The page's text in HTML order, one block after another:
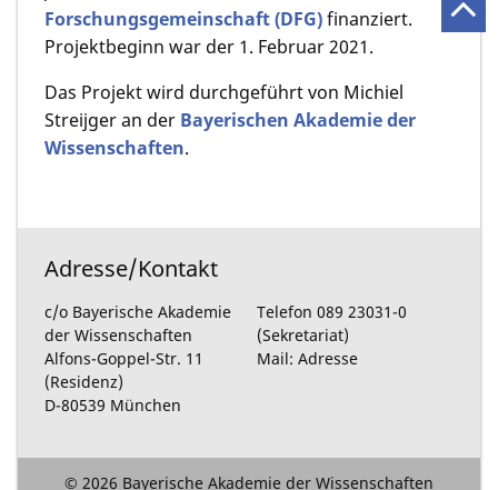
Forschungsgemeinschaft (DFG)finanziert.
Projektbeginn war der 1. Februar 2021.
Das Projekt wird durchgeführt von Michiel
Streijger an der Bayerischen Akademie der
Wissenschaften.
Adresse/Kontakt
c/o Bayerische Akademie
der Wissenschaften
Alfons-Goppel-Str. 11
(Residenz)
D-80539 München
Telefon 089 23031-0
(Sekretariat)
Mail: Adresse
© 2026 Bayerische Akademie der Wissenschaften